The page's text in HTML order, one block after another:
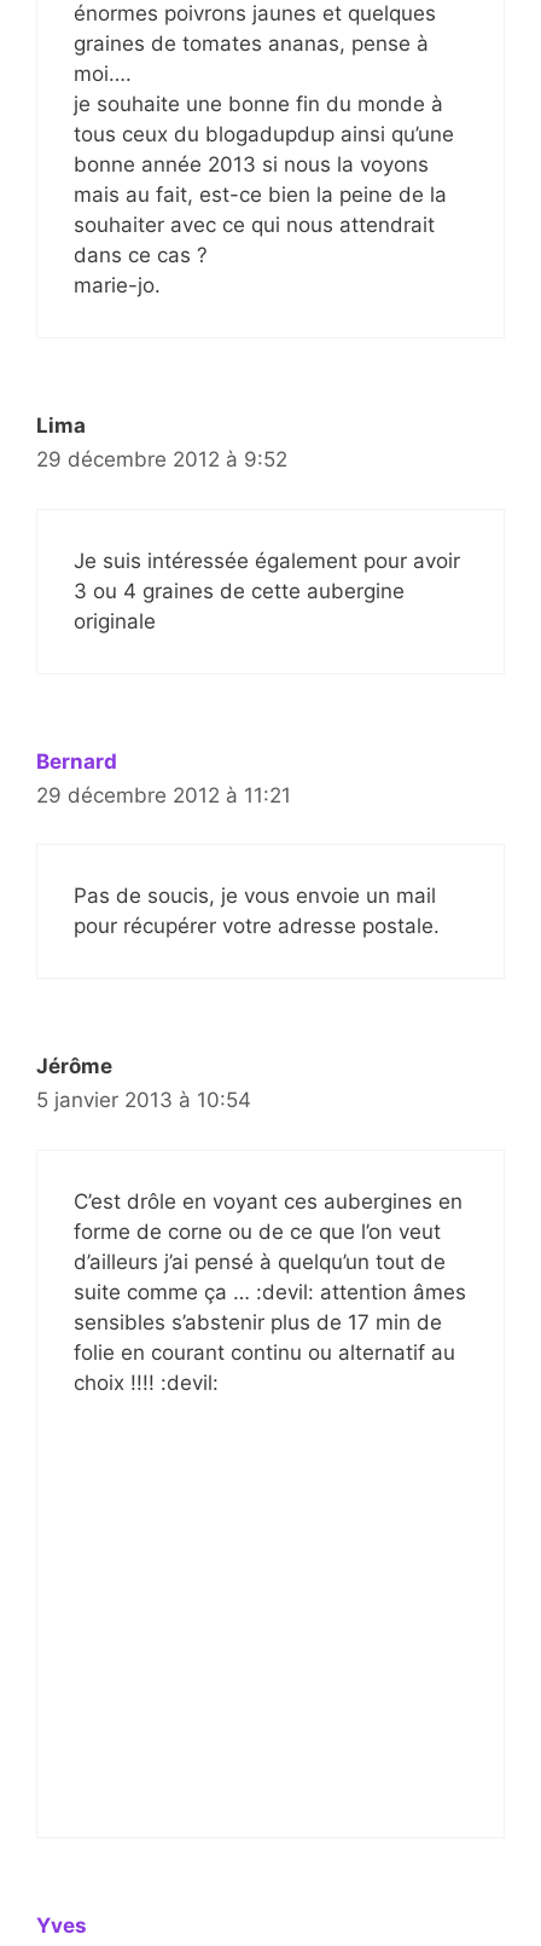
énormes poivrons jaunes et quelques
graines de tomates ananas, pense à
moi….
je souhaite une bonne fin du monde à
tous ceux du blogadupdup ainsi qu’une
bonne année 2013 si nous la voyons
mais au fait, est-ce bien la peine de la
souhaiter avec ce qui nous attendrait
dans ce cas ?
marie-jo.
Lima
29 décembre 2012 à 9:52
Je suis intéressée également pour avoir
3 ou 4 graines de cette aubergine
originale
Bernard
29 décembre 2012 à 11:21
Pas de soucis, je vous envoie un mail
pour récupérer votre adresse postale.
Jérôme
5 janvier 2013 à 10:54
C’est drôle en voyant ces aubergines en
forme de corne ou de ce que l’on veut
d’ailleurs j’ai pensé à quelqu’un tout de
suite comme ça … :devil: attention âmes
sensibles s’abstenir plus de 17 min de
folie en courant continu ou alternatif au
choix !!!! :devil:
Yves